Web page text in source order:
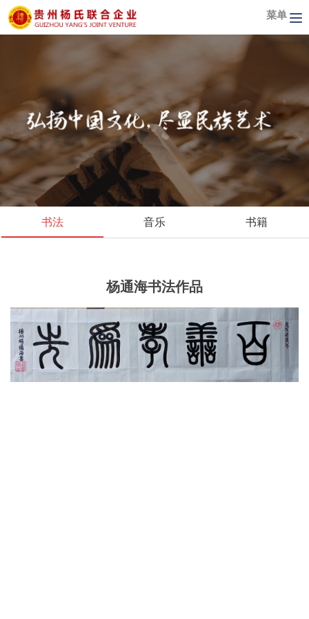
菜单
书法 音乐 书籍
杨通海书法作品